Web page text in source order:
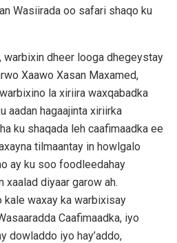
Wasiirada oo safari shaqo ku
warbixin dheer looga dhegeystay
Xaawo Xasan Maxamed,
la xiriira waxqabadka
aadan hagaajinta xiriirka
ku shaqada leh caafimaadka ee
tilmaantay in howlgalo
ay ku soo foodleedahay
xaalad diyaar garow ah.
kale waxay ka warbixisay
Caafimaadka, iyo
dowladdo iyo hay’addo,